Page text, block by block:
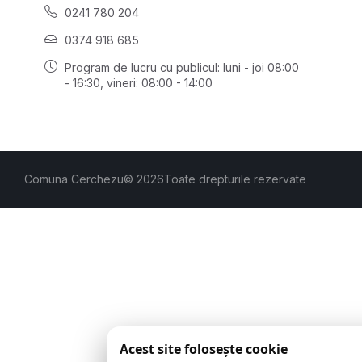
0241 780 204
0374 918 685
Program de lucru cu publicul: luni - joi 08:00
- 16:30 , vineri: 08:00 - 14:00
Comuna Cerchezu© 2026Toate drepturile rezervate
Acest site folosește cookie